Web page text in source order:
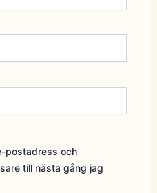
postadress och
till nästa gång jag